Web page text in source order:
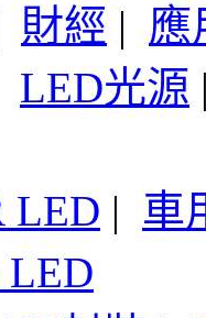
財經 | 應
LED光源
LED | 車